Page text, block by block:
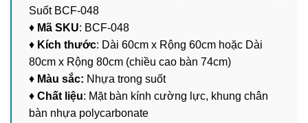
3,000,000 ₫
Suốt BCF-048
♦ Mã SKU: BCF-048
♦ Kích thước: Dài 60cm x Rộng 60cm hoặc Dài
80cm x Rộng 80cm (chiều cao bàn 74cm)
♦ Màu sắc: Nhựa trong suốt
♦ Chất liệu: Mặt bàn kính cường lực, khung chân
bàn nhựa polycarbonate